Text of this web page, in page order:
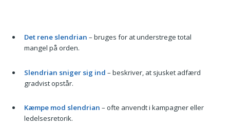
Det rene slendrian – bruges for at understrege total
mangel på orden.
Slendrian sniger sig ind – beskriver, at sjusket adfærd
gradvist opstår.
Kæmpe mod slendrian – ofte anvendt i kampagner eller
ledelsesretorik.